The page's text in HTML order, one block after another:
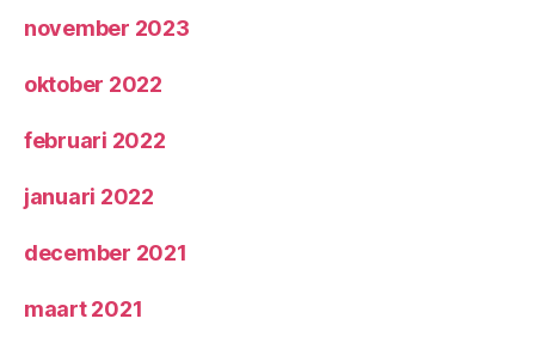
november 2023
oktober 2022
februari 2022
januari 2022
december 2021
maart 2021